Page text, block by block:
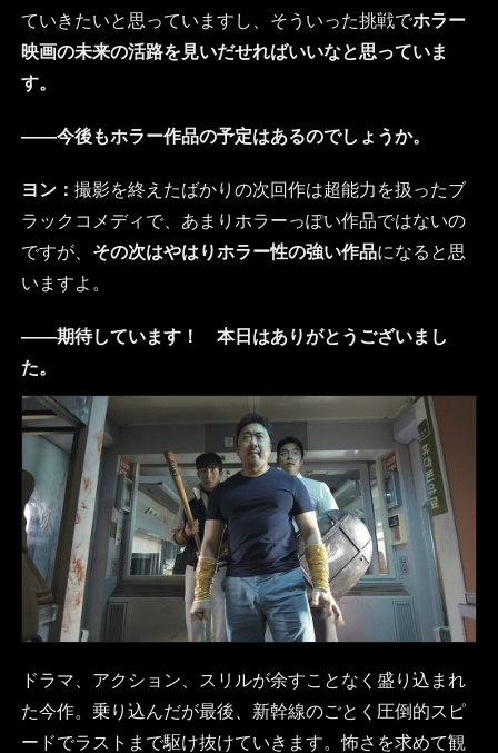
ていきたいと思っていますし、そういった挑戦でホラー
映画の未来の活路を見いだせればいいなと思っていま
す。
――今後もホラー作品の予定はあるのでしょうか。
ヨン： 撮影を終えたばかりの次回作は超能力を扱ったブ
ラックコメディで、あまりホラーっぽい作品ではないの
ですが、 その次はやはりホラー性の強い作品になると思
いますよ。
――期待しています！ 本日はありがとうございまし
た。
ドラマ、アクション、スリルが余すことなく盛り込まれ
た今作。乗り込んだが最後、新幹線のごとく圧倒的スピ
ードでラストまで駆け抜けていきます。怖さを求めて観